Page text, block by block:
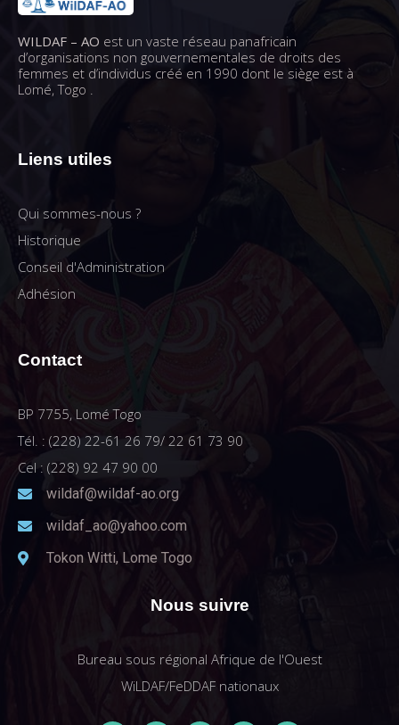
WILDAF – AO est un vaste réseau panafricain
d’organisations non gouvernementales de droits des
femmes et d’individus créé en 1990 dont le siège est à
Lomé, Togo .
Liens utiles
Qui sommes-nous ?
Historique
Conseil d'Administration
Adhésion
Contact
BP 7755, Lomé Togo
Tél. : (228) 22-61 26 79/ 22 61 73 90
Cel : (228) 92 47 90 00
wildaf@wildaf-ao.org
wildaf_ao@yahoo.com
Tokon Witti, Lome Togo
Nous suivre
Bureau sous régional Afrique de l'Ouest
WiLDAF/FeDDAF nationaux